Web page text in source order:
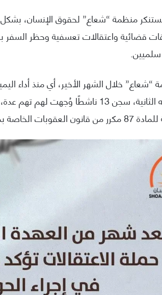
منظمة “شعاع” لحقوق الإنسان،
قضائية واعتقالات تعسفية وحظر
2024 وبداية عهدته الثانية، سجن 13
بمكافحة الإرهاب.